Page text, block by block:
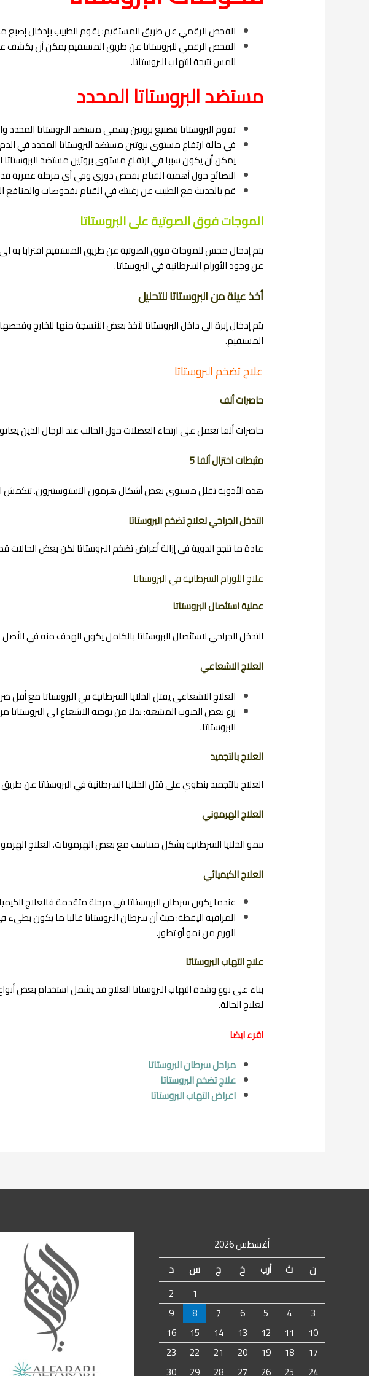
الفحص الرقمي عن طريق المستقيم: يقوم الطبيب بإدخال إصبع
الفحص الرقمي للبروستاتا عن طريق المستقيم يمكن أن يكشف عن
للمس نتيجة التهاب البروستاتا.
مستضد البروستاتا المحدد
تقوم البروستاتا بتصنيع بروتين يسمى مستضد البروستاتا
في حالة ارتفاع مستوى بروتين مستضد البروستاتا المحدد في
يمكن أن يكون سببا في ارتفاع مستوى بروتين مستضد البروستاتا
النصائح حول أهمية القيام بفحص دوري وفي أي مرحلة عمرية
قم بالحديث مع الطبيب عن رغبتك في القيام بفحوصات والمنافع
الموجات فوق الصوتية على البروستاتا
يتم إدخال مجس للموجات فوق الصوتية عن طريق المستقيم اقترابا به الى
عن وجود الأورام السرطانية في البروستاتا.
أخذ عينة من البروستاتا للتحليل
يتم إدخال إبرة الى داخل البروستاتا لأخذ بعض الأنسجة منها للخارج
المستقيم.
علاج تضخم البروستاتا
حاصرات ألف
حاصرات ألفا تعمل على ارتخاء العضلات حول الحالب عند الرجال الذين
مثبطات اختزال ألفا 5
هذه الأدوية تقلل مستوى بعض أشكال هرمون التستوستيرون. تنكمش
التدخل الجراحي لعلاج تضخم البروستاتا
عادة ما تنجح الدوية في إزالة أعراض تضخم البروستاتا لكن بعض
علاج الأورام السرطانية في البروستاتا
عملية استئصال البروستاتا
التدخل الجراحي لاستئصال البروستاتا بالكامل يكون الهدف منه في
العلاج الاشعاعي
العلاج الاشعاعي يقتل الخلايا السرطانية في البروستاتا مع أقل
زرع بعض الحبوب المشعة: بدلا من توجيه الاشعاع الى
البروستاتا.
العلاج بالتجميد
العلاج بالتجميد ينطوي على قتل الخلايا السرطانية في البروستاتا عن طريق
العلاج الهرموني
تنمو الخلايا السرطانية بشكل متناسب مع بعض الهرمونات. العلاج
العلاج الكيميائي
عندما يكون سرطان البروستاتا في مرحلة متقدمة فالعلاج
المراقبة اليقظة: حيث أن سرطان البروستاتا غالبا ما يكون
الورم من نمو أو تطور.
علاج التهاب البروستاتا
بناء على نوع وشدة التهاب البروستاتا العلاج قد يشمل استخدام بعض
لعلاج الحالة.
اقرء ايضا
مراحل سرطان البروستاتا
علاج تضخم البروستاتا
اعراض التهاب البروستاتا
أغسطس 2026
ن
ث أرب خ ج س
د
1
2
3
4
5
6
7
8
9
10
11
12
13
14
15
16
17
18
19
20
21
22
23
24
25
26
27
28
29
30